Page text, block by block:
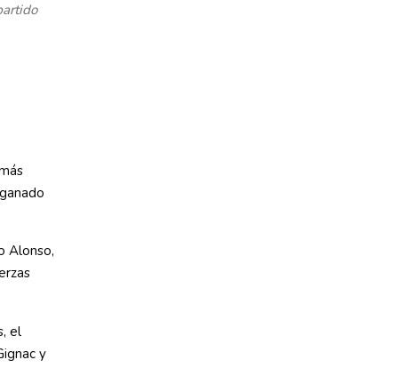
Alonso,
el
y